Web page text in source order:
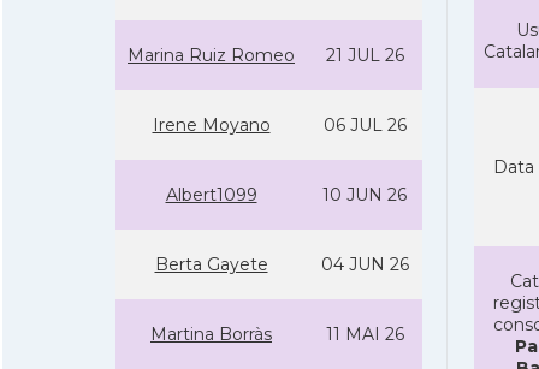
Marina Ruiz Romeo 21 JUL 26
Irene Moyano 06 JUL 26
Albert1099 10 JUN 26
Berta Gayete 04 JUN 26
Martina Borràs 11 MAI 26
Data